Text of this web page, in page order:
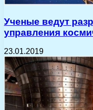
Ученые ведут
управления
23.01.2019